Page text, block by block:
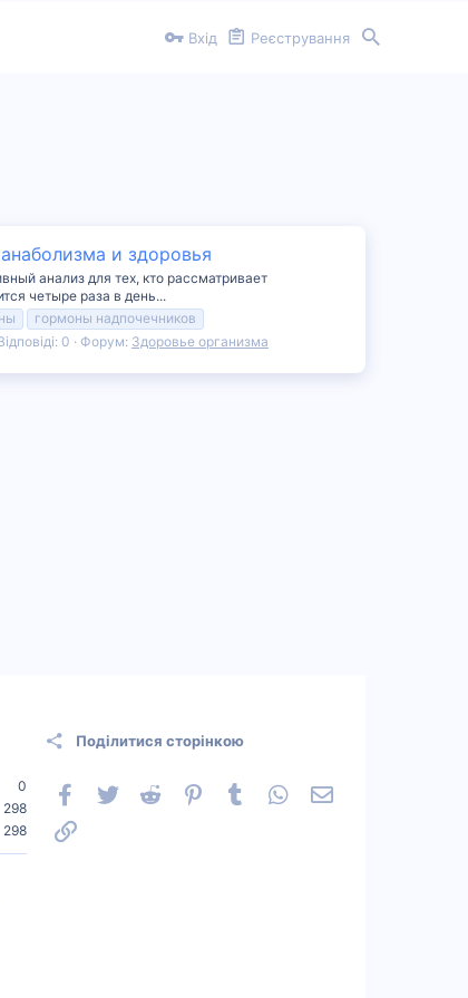
Вхід Реєстрування
и здоровья
анализ для тех, кто рассматривает
четыре раза в день...
гормоны надпочечников
0 Форум: Здоровье организма
0
298
298
Поділитися сторінкою
FacebookTwitter Reddit PinterestTumblr WhatsApp